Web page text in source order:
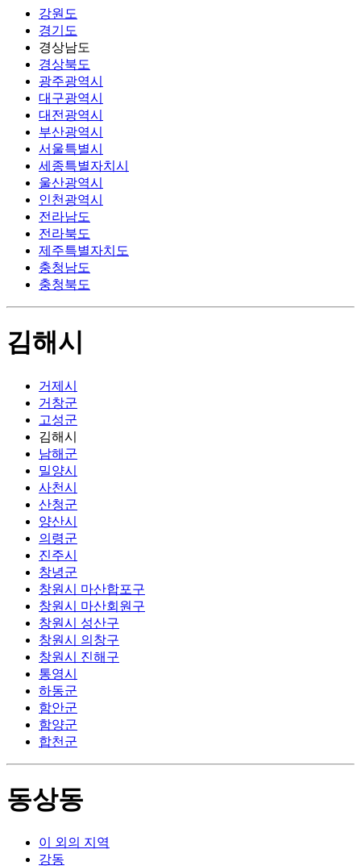
강원도
경기도
경상남도
경상북도
광주광역시
대구광역시
대전광역시
부산광역시
서울특별시
세종특별자치시
울산광역시
인천광역시
전라남도
전라북도
제주특별자치도
충청남도
충청북도
김해시
거제시
거창군
고성군
김해시
남해군
밀양시
사천시
산청군
양산시
의령군
진주시
창녕군
창원시 마산합포구
창원시 마산회원구
창원시 성산구
창원시 의창구
창원시 진해구
통영시
하동군
함안군
함양군
합천군
동상동
이 외의 지역
강동